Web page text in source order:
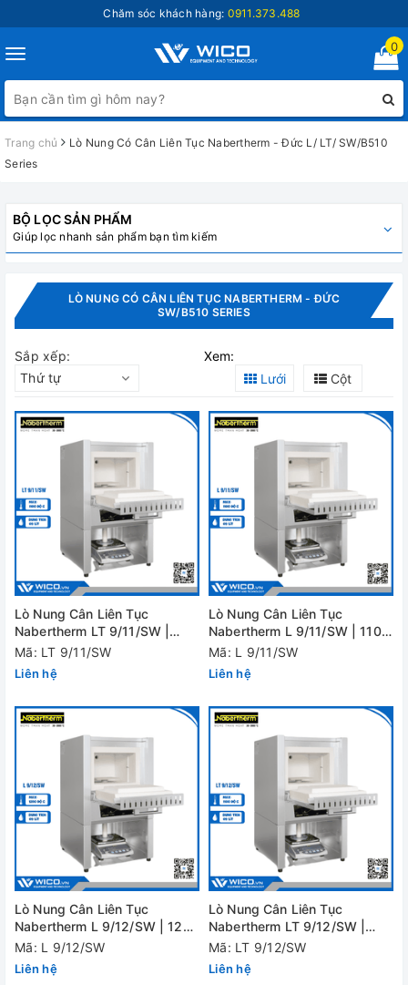
Chăm sóc khách hàng: 0911.373.488
Toggle
navigation
0
Trang chủ
Lò Nung Có Cân Liên Tục Nabertherm - Đức L/ LT/ SW/B510
Series
BỘ LỌC SẢN PHẨM
Giúp lọc nhanh sản phẩm bạn tìm kiếm
LÒ NUNG CÓ CÂN LIÊN TỤC NABERTHERM - ĐỨC
SW/B510 SERIES
Sắp xếp:
Thứ tự
Xem:
Lưới
Cột
Lò Nung Cân Liên Tục
Nabertherm LT 9/11/SW |
1100 Độ - Cửa Trượt
Mã: LT 9/11/SW
Liên hệ
Lò Nung Cân Liên Tục
Nabertherm L 9/11/SW | 1100
Độ - Cửa Lật
Mã: L 9/11/SW
Liên hệ
Lò Nung Cân Liên Tục
Nabertherm L 9/12/SW | 1200
Độ - Cửa Lật
Mã: L 9/12/SW
Liên hệ
Lò Nung Cân Liên Tục
Nabertherm LT 9/12/SW |
1200 Độ - Cửa Trượt
Mã: LT 9/12/SW
Liên hệ